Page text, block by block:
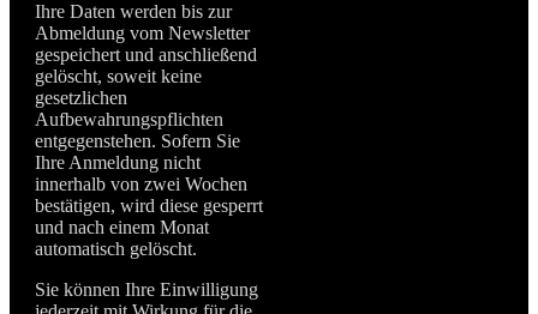
Ihre Daten werden bis zur
Abmeldung vom Newsletter
gespeichert und anschließend
gelöscht, soweit keine
gesetzlichen
Aufbewahrungspflichten
entgegenstehen. Sofern Sie
Ihre Anmeldung nicht
innerhalb von zwei Wochen
bestätigen, wird diese gesperrt
und nach einem Monat
automatisch gelöscht.
Sie können Ihre Einwilligung